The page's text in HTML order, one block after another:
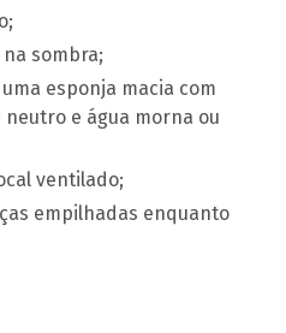
sombra;
esponja macia com
e água morna ou
ventilado;
empilhadas enquanto